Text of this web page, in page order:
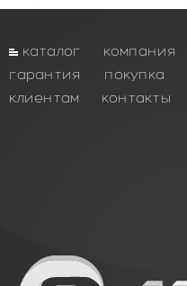
каталог компания
гарантия
покупка
клиентам
контакты